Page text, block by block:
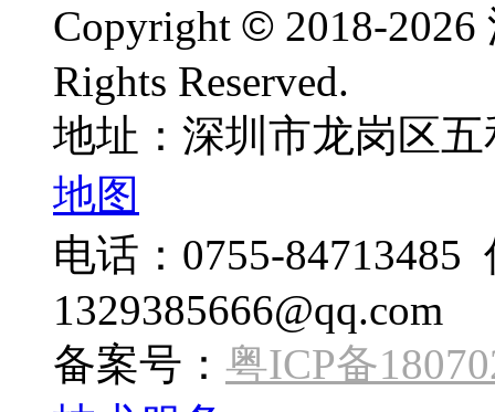
Copyright © 2018-
Rights Reserved.
地址：深圳市龙岗区
地图
电话：0755-84713485
1329385666@qq.com
备案号： 粤ICP备